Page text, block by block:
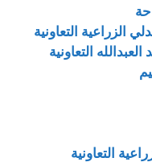
الزراعية التعاونية
التعاونية
التعاونية